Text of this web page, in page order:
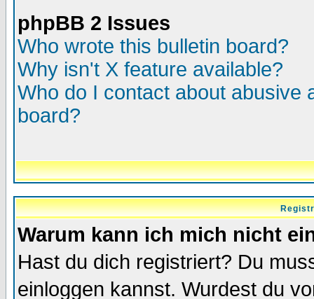
phpBB 2 Issues
Who wrote this bulletin board?
Why isn't X feature available?
Who do I contact about abusive
board?
Warum kann ich mich nicht
Hast du dich registriert? Du
einloggen kannst. Wurdest du